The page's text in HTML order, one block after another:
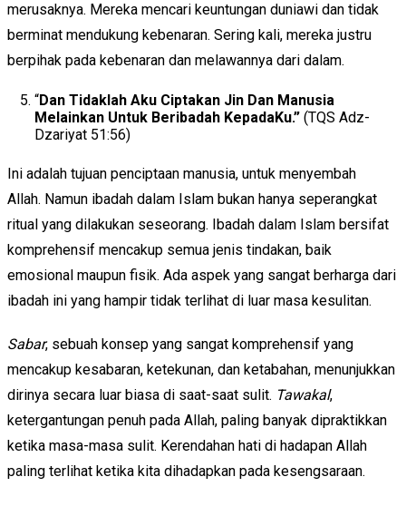
merusaknya. Mereka mencari keuntungan duniawi dan tidak
berminat mendukung kebenaran. Sering kali, mereka justru
berpihak pada kebenaran dan melawannya dari dalam.
“Dan Tidaklah Aku Ciptakan Jin Dan Manusia
Melainkan Untuk Beribadah KepadaKu.” (TQS Adz-
Dzariyat 51:56)
Ini adalah tujuan penciptaan manusia, untuk menyembah
Allah. Namun ibadah dalam Islam bukan hanya seperangkat
ritual yang dilakukan seseorang. Ibadah dalam Islam bersifat
komprehensif mencakup semua jenis tindakan, baik
emosional maupun fisik. Ada aspek yang sangat berharga dari
ibadah ini yang hampir tidak terlihat di luar masa kesulitan.
Sabar, sebuah konsep yang sangat komprehensif yang
mencakup kesabaran, ketekunan, dan ketabahan, menunjukkan
dirinya secara luar biasa di saat-saat sulit. Tawakal,
ketergantungan penuh pada Allah, paling banyak dipraktikkan
ketika masa-masa sulit. Kerendahan hati di hadapan Allah
paling terlihat ketika kita dihadapkan pada kesengsaraan.